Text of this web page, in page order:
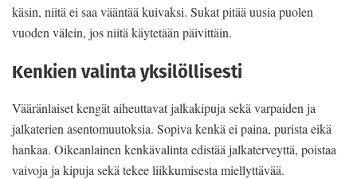
käsin, niitä ei saa vääntää kuivaksi. Sukat pitää uusia puolen
vuoden välein, jos niitä käytetään päivittäin.
Kenkien valinta yksilöllisesti
Vääränlaiset kengät aiheuttavat jalkakipuja sekä varpaiden ja
jalkaterien asentomuutoksia. Sopiva kenkä ei paina, purista eikä
hankaa. Oikeanlainen kenkävalinta edistää jalkaterveyttä, poistaa
vaivoja ja kipuja sekä tekee liikkumisesta miellyttävää.